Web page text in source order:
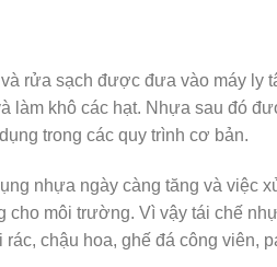
rửa sạch được đưa vào máy ly
làm khô các hạt. Nhựa sau đó
trong các quy trình cơ bản.
nhựa ngày càng tăng và việc
cho môi trường. Vì vậy tái chế
rác, chậu hoa, ghế đá công viên,